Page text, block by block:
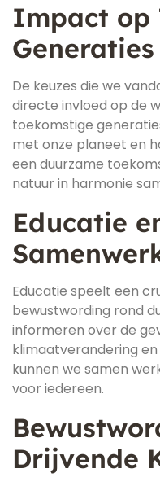
Impact op
Generaties
De keuzes die we
directe invloed op de
toekomstige
met onze planeet en
een duurzame
natuur in harmonie
Educatie
Educatie speelt een
bewustwording rond
informeren over de
klimaatverandering
kunnen we samen
voor iedereen.
Drijvende